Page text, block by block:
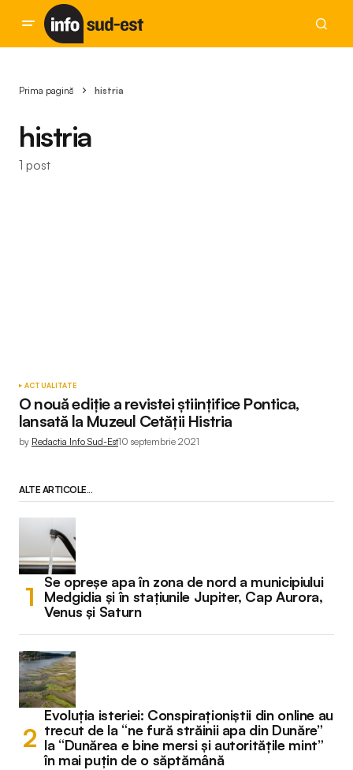
Prima pagină histria
histria
1 post
ACTUALITATE
O nouă ediție a revistei științifice Pontica,
lansată la Muzeul Cetății Histria
by Redactia Info Sud-Est10 septembrie 2021
ALTE ARTICOLE...
Se opreșe apa în zona de nord a municipiului
Medgidia și în stațiunile Jupiter, Cap Aurora,
Venus și Saturn
Evoluția isteriei: Conspiraționiștii din online au
trecut de la “ne fură străinii apa din Dunăre”
la “Dunărea e bine mersi și autoritățile mint”
în mai puțin de o săptămână